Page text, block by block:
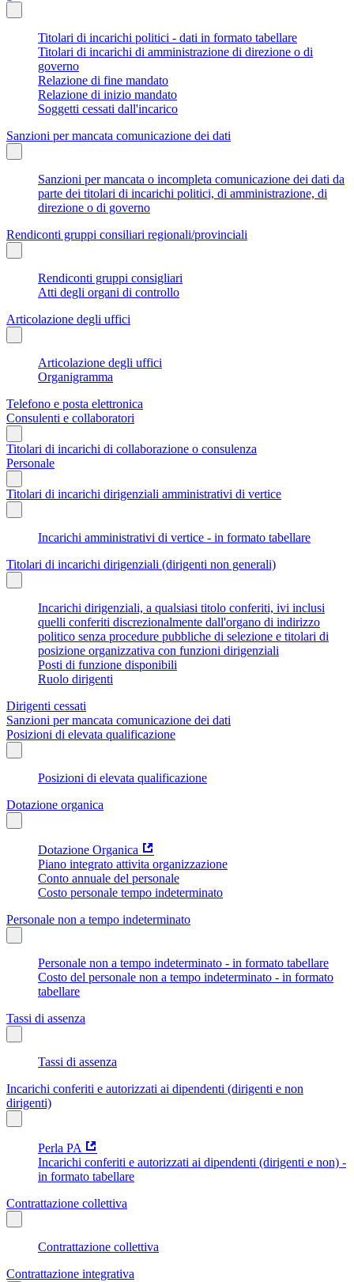
Titolari di incarichi politici - dati in formato tabellare
Titolari di incarichi di amministrazione di direzione o di
governo
Relazione di fine mandato
Relazione di inizio mandato
Soggetti cessati dall'incarico
Sanzioni per mancata comunicazione dei dati
Sanzioni per mancata o incompleta comunicazione dei dati da
parte dei titolari di incarichi politici, di amministrazione, di
direzione o di governo
Rendiconti gruppi consiliari regionali/provinciali
Rendiconti gruppi consigliari
Atti degli organi di controllo
Articolazione degli uffici
Articolazione degli uffici
Organigramma
Telefono e posta elettronica
Consulenti e collaboratori
Titolari di incarichi di collaborazione o consulenza
Personale
Titolari di incarichi dirigenziali amministrativi di vertice
Incarichi amministrativi di vertice - in formato tabellare
Titolari di incarichi dirigenziali (dirigenti non generali)
Incarichi dirigenziali, a qualsiasi titolo conferiti, ivi inclusi
quelli conferiti discrezionalmente dall'organo di indirizzo
politico senza procedure pubbliche di selezione e titolari di
posizione organizzativa con funzioni dirigenziali
Posti di funzione disponibili
Ruolo dirigenti
Dirigenti cessati
Sanzioni per mancata comunicazione dei dati
Posizioni di elevata qualificazione
Posizioni di elevata qualificazione
Dotazione organica
Dotazione Organica
Piano integrato attivita organizzazione
Conto annuale del personale
Costo personale tempo indeterminato
Personale non a tempo indeterminato
Personale non a tempo indeterminato - in formato tabellare
Costo del personale non a tempo indeterminato - in formato
tabellare
Tassi di assenza
Tassi di assenza
Incarichi conferiti e autorizzati ai dipendenti (dirigenti e non
dirigenti)
Perla PA
Incarichi conferiti e autorizzati ai dipendenti (dirigenti e non) -
in formato tabellare
Contrattazione collettiva
Contrattazione collettiva
Contrattazione integrativa